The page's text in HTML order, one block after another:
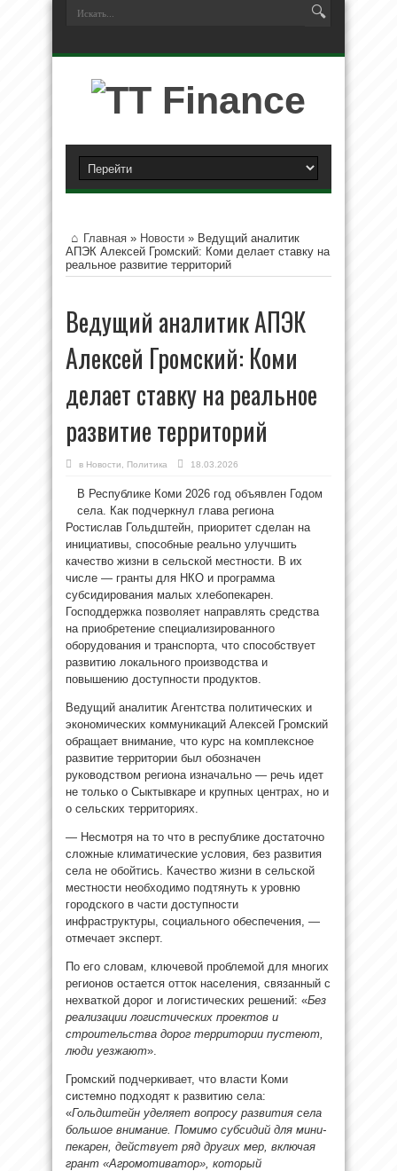
Главная » Новости » Ведущий аналитик
АПЭК Алексей Громский: Коми делает ставку на
реальное развитие территорий
Ведущий аналитик АПЭК
Алексей Громский: Коми
делает ставку на реальное
развитие территорий
в Новости Политика 18.03.2026
В Республике Коми 2026 год объявлен Годом
села. Как подчеркнул глава региона
Ростислав Гольдштейн, приоритет сделан на
инициативы, способные реально улучшить
качество жизни в сельской местности. В их
числе — гранты для НКО и программа
субсидирования малых хлебопекарен.
Господдержка позволяет направлять средства
на приобретение специализированного
оборудования и транспорта, что способствует
развитию локального производства и
повышению доступности продуктов.
Ведущий аналитик Агентства политических и
экономических коммуникаций Алексей Громский
обращает внимание, что курс на комплексное
развитие территории был обозначен
руководством региона изначально — речь идет
не только о Сыктывкаре и крупных центрах, но и
о сельских территориях.
— Несмотря на то что в республике достаточно
сложные климатические условия, без развития
села не обойтись. Качество жизни в сельской
местности необходимо подтянуть к уровню
городского в части доступности
инфраструктуры, социального обеспечения, —
отмечает эксперт.
По его словам, ключевой проблемой для многих
регионов остается отток населения, связанный с
нехваткой дорог и логистических решений: «Без
реализации логистических проектов и
строительства дорог территории пустеют,
люди уезжают».
Громский подчеркивает, что власти Коми
системно подходят к развитию села:
«Гольдштейн уделяет вопросу развития села
большое внимание. Помимо субсидий для мини-
пекарен, действует ряд других мер, включая
грант «Агромотиватор», который